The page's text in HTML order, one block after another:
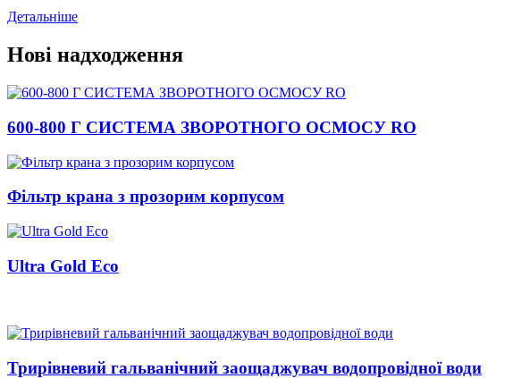
Детальніше
Нові надходження
600-800 Г СИСТЕМА ЗВОРОТНОГО ОСМОСУ RO
Фільтр крана з прозорим корпусом
Ultra Gold Eco
Трирівневий гальванічний заощаджувач водопровідної води